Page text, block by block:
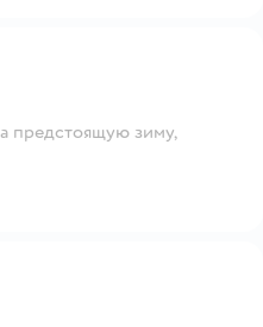
предстоящую зиму,